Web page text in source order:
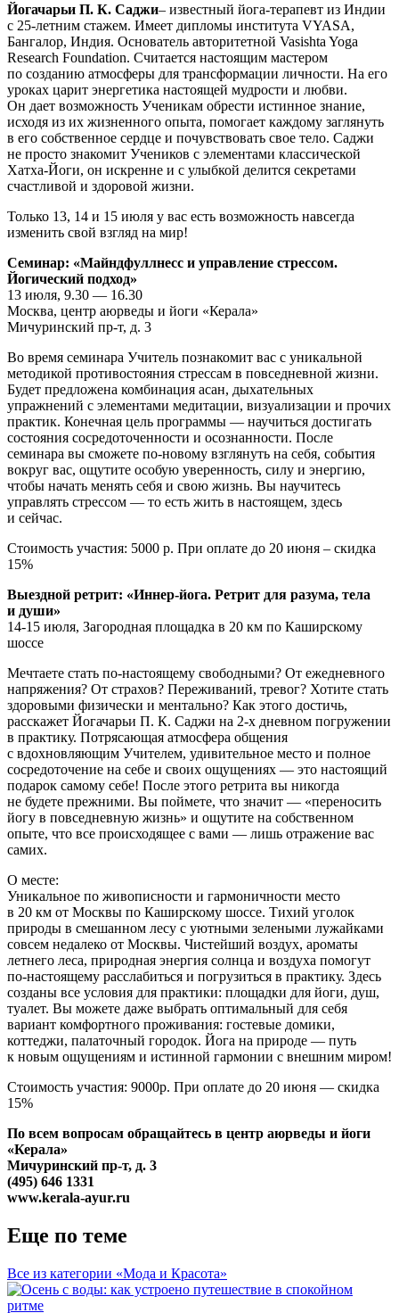
Йогачарьи П. К. Саджи– известный йога-терапевт из Индии
с 25-летним стажем. Имеет дипломы института VYASA,
Бангалор, Индия. Основатель авторитетной Vasishta Yoga
Research Foundation. Считается настоящим мастером
по созданию атмосферы для трансформации личности. На его
уроках царит энергетика настоящей мудрости и любви.
Он дает возможность Ученикам обрести истинное знание,
исходя из их жизненного опыта, помогает каждому заглянуть
в его собственное сердце и почувствовать свое тело. Саджи
не просто знакомит Учеников с элементами классической
Хатха-Йоги, он искренне и с улыбкой делится секретами
счастливой и здоровой жизни.
Только 13, 14 и 15 июля у вас есть возможность навсегда
изменить свой взгляд на мир!
Семинар: «Майндфуллнесс и управление стрессом.
Йогический подход»
13 июля, 9.30 — 16.30
Москва, центр аюрведы и йоги «Керала»
Мичуринский пр-т, д. 3
Во время семинара Учитель познакомит вас с уникальной
методикой противостояния стрессам в повседневной жизни.
Будет предложена комбинация асан, дыхательных
упражнений с элементами медитации, визуализации и прочих
практик. Конечная цель программы — научиться достигать
состояния сосредоточенности и осознанности. После
семинара вы сможете по-новому взглянуть на себя, события
вокруг вас, ощутите особую уверенность, силу и энергию,
чтобы начать менять себя и свою жизнь. Вы научитесь
управлять стрессом — то есть жить в настоящем, здесь
и сейчас.
Стоимость участия: 5000 р. При оплате до 20 июня – скидка
15%
Выездной ретрит: «Иннер-йога. Ретрит для разума, тела
и души»
14-15 июля, Загородная площадка в 20 км по Каширскому
шоссе
Мечтаете стать по-настоящему свободными? От ежедневного
напряжения? От страхов? Переживаний, тревог? Хотите стать
здоровыми физически и ментально? Как этого достичь,
расскажет Йогачарьи П. К. Саджи на 2-х дневном погружении
в практику. Потрясающая атмосфера общения
с вдохновляющим Учителем, удивительное место и полное
сосредоточение на себе и своих ощущениях — это настоящий
подарок самому себе! После этого ретрита вы никогда
не будете прежними. Вы поймете, что значит — «переносить
йогу в повседневную жизнь» и ощутите на собственном
опыте, что все происходящее с вами — лишь отражение вас
самих.
О месте:
Уникальное по живописности и гармоничности место
в 20 км от Москвы по Каширскому шоссе. Тихий уголок
природы в смешанном лесу с уютными зелеными лужайками
совсем недалеко от Москвы. Чистейший воздух, ароматы
летнего леса, природная энергия солнца и воздуха помогут
по-настоящему расслабиться и погрузиться в практику. Здесь
созданы все условия для практики: площадки для йоги, душ,
туалет. Вы можете даже выбрать оптимальный для себя
вариант комфортного проживания: гостевые домики,
коттеджи, палаточный городок. Йога на природе — путь
к новым ощущениям и истинной гармонии с внешним миром!
Стоимость участия: 9000р. При оплате до 20 июня — скидка
15%
По всем вопросам обращайтесь в центр аюрведы и йоги
«Керала»
Мичуринский пр-т, д. 3
(495) 646 1331
www.kerala-ayur.ru
Еще по теме
Все из категории «Мода и Красота»